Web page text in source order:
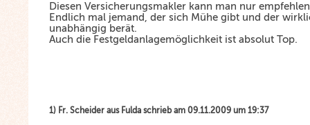
Diesen Versicherungsmakler kann man nur
Endlich mal jemand, der sich Mühe gibt und der
unabhängig berät.
Auch die Festgeldanlagemöglichkeit ist absolut Top.
1) Fr. Scheider aus Fulda schrieb am 09.11.2009 um 19:37